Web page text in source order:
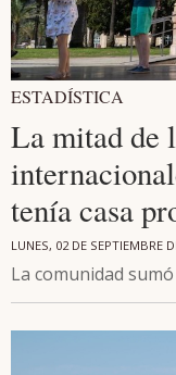
ESTADÍSTICA
La mitad de
tenía casa
LUNES, 02 DE SEPTIEMBRE
La comunidad